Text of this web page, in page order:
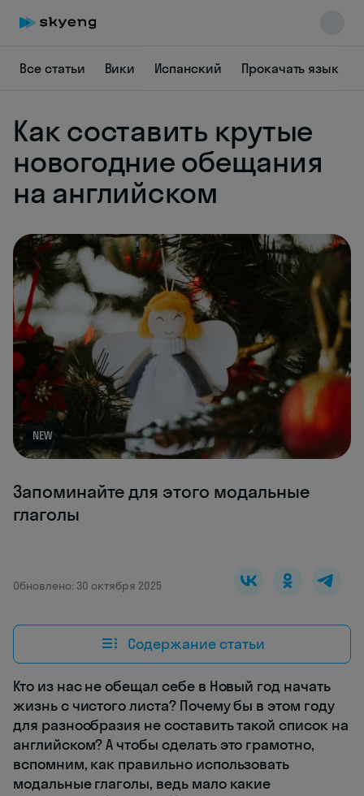
Все статьи Вики Испанский Прокачать язык
Как составить крутые
новогодние обещания
на английском
NEW
Запоминайте для этого модальные
глаголы
Обновлено: 30 октября 2025
Содержание статьи
Кто из нас не обещал себе в Новый год начать
жизнь с чистого листа? Почему бы в этом году
для разнообразия не составить такой список на
английском? А чтобы сделать это грамотно,
вспомним, как правильно использовать
модальные глаголы, ведь мало какие
Skyeng Chat